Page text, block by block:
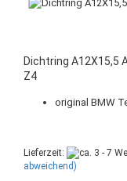
Dichtring A12X15,5
Z4
original BMW
Lieferzeit:
abweichend)